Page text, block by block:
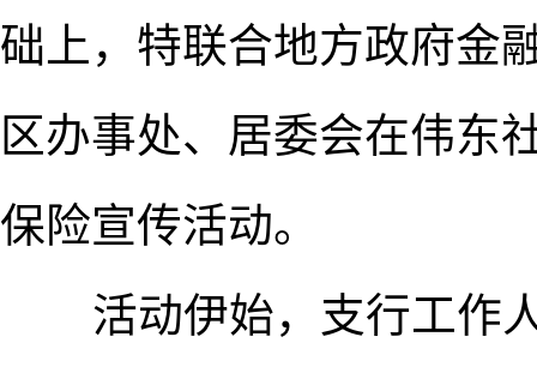
础上，特联合地方政府金
区办事处、居委会在伟东
保险宣传活动。
活动伊始，支行工作人